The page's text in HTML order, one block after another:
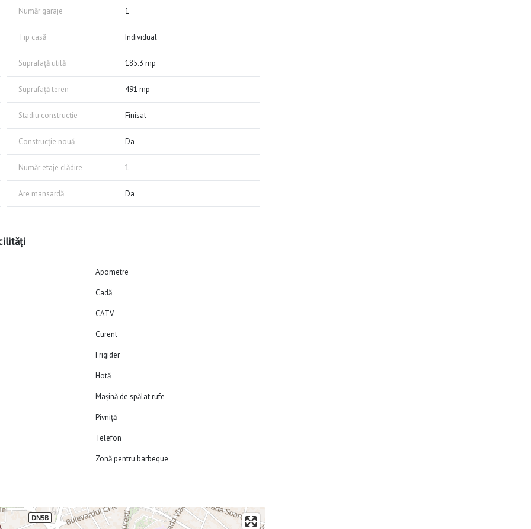
rate sau plăți eșalonate prin act notarial.
rugăm să ne contactați.
Număr garaje 1
Tip casă Individual
Suprafață utilă 185.3 mp
Suprafață teren 491 mp
Stadiu construcție Finisat
Construcție nouă Da
Număr etaje clădire 1
Are mansardă Da
Apometre
Cadă
CATV
Curent
Frigider
Hotă
Mașină de spălat rufe
Pivniță
Telefon
Zonă pentru barbeque